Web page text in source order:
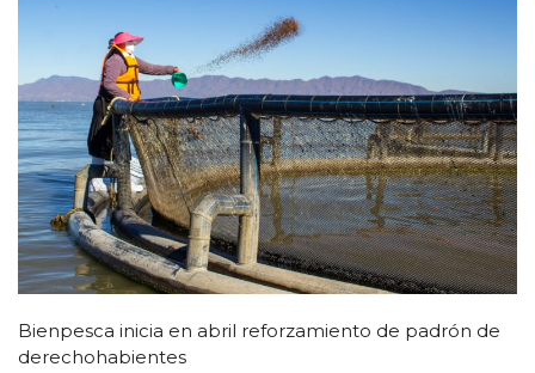
Bienpesca inicia en abril reforzamiento de padrón de
derechohabientes